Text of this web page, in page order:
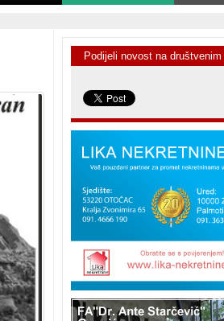
Podijeli novost na